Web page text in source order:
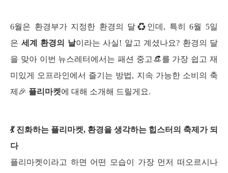
6월은 환경부가 지정한 환경의 달♻인데, 특히 6월 5일
은 세계 환경의 날이라는 사실! 알고 계셨나요? 환경의 달
을 맞아 이번 뉴스레터에서는 패션 중고👒를 가장 쉽고 재
미있게 오프라인에서 즐기는 방법, 지속 가능한 소비의 축
제🎉 플리마켓에 대해 소개해 드릴게요.
💃 진화하는 플리마켓, 환경을 생각하는 힙스터의 축제가 되
다
플리마켓이라고 하면 어떤 모습이 가장 먼저 떠오르시나